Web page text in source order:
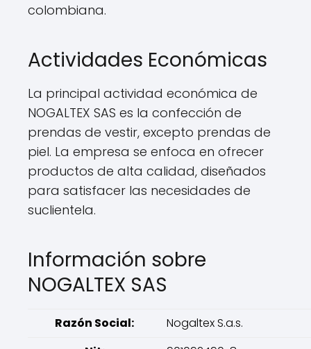
colombiana.
Actividades Económicas
La principal actividad económica de
NOGALTEX SAS es la confección de
prendas de vestir, excepto prendas de
piel. La empresa se enfoca en ofrecer
productos de alta calidad, diseñados
para satisfacer las necesidades de
suclientela.
Información sobre
NOGALTEX SAS
Razón Social:
Nogaltex S.a.s.